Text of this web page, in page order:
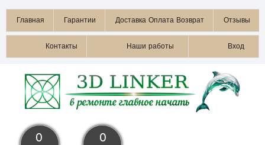
Главная Гарантии Доставка Оплата Возврат Отзывы
Контакты Наши работы Вход
0 0